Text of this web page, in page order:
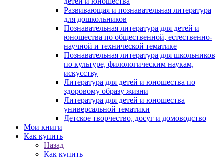
Развивающая и познавательная литература
для дошкольников
Познавательная литература для детей и
юношества по общественной, естественно-
научной и технической тематике
Познавательная литература для школьников
по культуре, филологическим наукам,
искусству
Литература для детей и юношества по
здоровому образу жизни
Литература для детей и юношества
универсальной тематики
Детское творчество, досуг и домоводство
Мои книги
Как купить
Назад
Как купить